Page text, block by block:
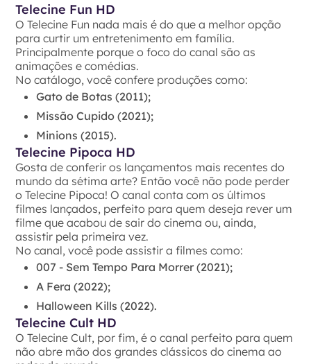
Telecine Fun HD
O Telecine Fun nada mais é do que a melhor opção
para curtir um entretenimento em família.
Principalmente porque o foco do canal são as
animações e comédias.
No catálogo, você confere produções como:
Gato de Botas (2011);
Missão Cupido (2021);
Minions (2015).
Telecine Pipoca HD
Gosta de conferir os lançamentos mais recentes do
mundo da sétima arte? Então você não pode perder
o Telecine Pipoca! O canal conta com os últimos
filmes lançados, perfeito para quem deseja rever um
filme que acabou de sair do cinema ou, ainda,
assistir pela primeira vez.
No canal, você pode assistir a filmes como:
007 - Sem Tempo Para Morrer (2021);
A Fera (2022);
Halloween Kills (2022).
Telecine Cult HD
O Telecine Cult, por fim, é o canal perfeito para quem
não abre mão dos grandes clássicos do cinema ao